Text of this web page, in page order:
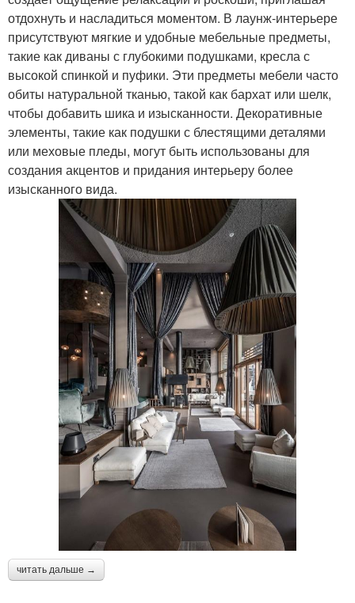
отдохнуть и насладиться моментом. В лаунж-интерьере
присутствуют мягкие и удобные мебельные предметы,
такие как диваны с глубокими подушками, кресла с
высокой спинкой и пуфики. Эти предметы мебели часто
обиты натуральной тканью, такой как бархат или шелк,
чтобы добавить шика и изысканности. Декоративные
элементы, такие как подушки с блестящими деталями
или меховые пледы, могут быть использованы для
создания акцентов и придания интерьеру более
изысканного вида.
читать дальше →